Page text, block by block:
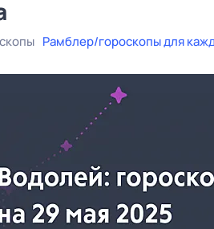
Рамблер/гороскопы для